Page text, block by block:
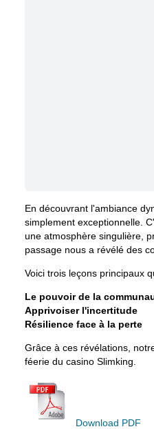
En découvrant l'ambiance
simplement exceptionnelle.
une atmosphère singulière,
passage nous a révélé des
Voici trois leçons principaux
Le pouvoir de la
Apprivoiser l'incertitude
Résilience face à la perte
Grâce à ces révélations,
féerie du casino Slimking.
Download PDF